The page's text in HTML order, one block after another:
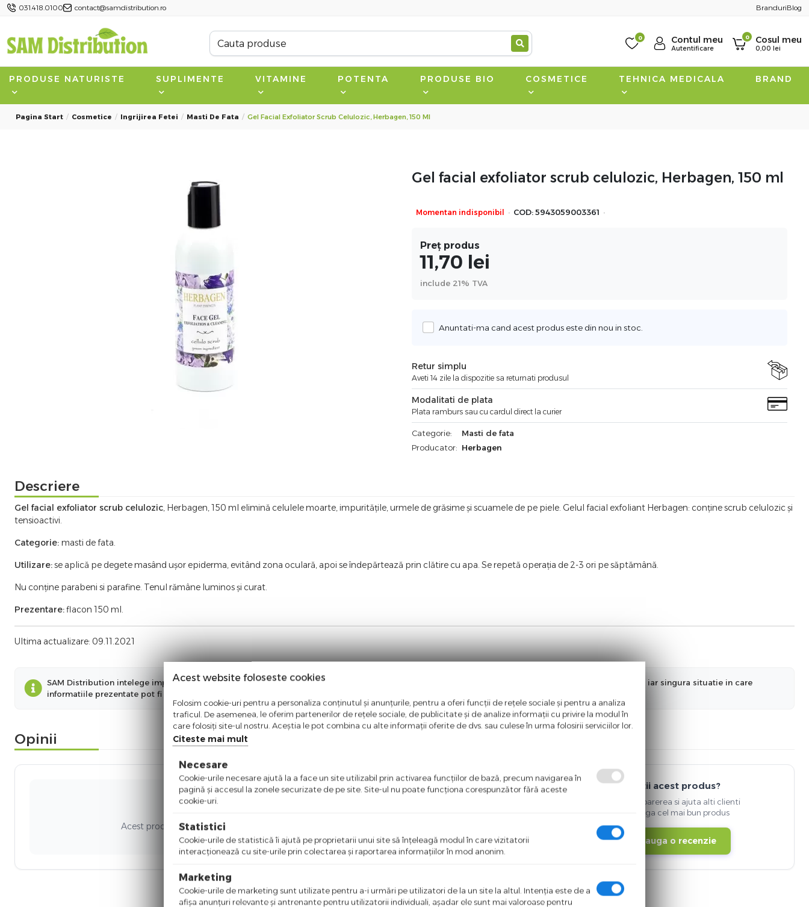
031.418.0100 contact@samdistribution.ro BranduriBlog
0 Contul meu
Autentificare
0 Cosul meu
0,00 lei
PRODUSE NATURISTE SUPLIMENTE VITAMINE POTENTA PRODUSE BIO COSMETICE TEHNICA MEDICALA BRAND
Pagina Start Cosmetice Ingrijirea Fetei Masti De Fata Gel Facial Exfoliator Scrub Celulozic, Herbagen, 150 Ml
Gel facial exfoliator scrub celulozic, Herbagen, 150 ml
Momentan indisponibil · COD: 5943059003361 ·
Preț produs
11,70 lei
include 21% TVA
Anuntati-ma cand acest produs este din nou in stoc.
Retur simplu
Aveti 14 zile la dispozitie sa returnati produsul
Modalitati de plata
Plata ramburs sau cu cardul direct la curier
Categorie:
Masti de fata
Producator: Herbagen
Descriere
Gel facial exfoliator scrub celulozic, Herbagen, 150 ml elimină celulele moarte, impuritățile, urmele de grăsime și scuamele de pe piele. Gelul facial exfoliant Herbagen: conține scrub celulozic și
tensioactivi.
Categorie: masti de fata.
Utilizare:se aplică pe degete masând ușor epiderma, evitând zona oculară, apoi se îndepărtează prin clătire cu apa. Se repetă operația de 2-3 ori pe săptămână.
Nu conține parabeni si parafine. Tenul rămâne luminos și curat.
Prezentare:flacon 150 ml.
Ultima actualizare: 09.11.2021
SAM Distribution intelege importanta informatiilor prezentate in aceasta pagina. Facem eforturi permanente pentru a pastra informatiilor actualizate, iar singura situatie in care
informatiile prezentate pot fi diferite fata de cele prezentate pe site este aceea in care producatorul aduce modificari fara a ne informa in prealabil.
Opinii
Acest produs nu a adunat recenzii. Fii primul care scrie ceva bun despre acest produs!
Detii acest produs?
Spune-ti parerea si ajuta alti clienti
sa aleaga cel mai bun produs
Adauga o recenzie
Acest website foloseste cookies
Folosim cookie-uri pentru a personaliza conținutul și anunțurile, pentru a oferi funcții de rețele sociale și pentru a analiza
traficul. De asemenea, le oferim partenerilor de rețele sociale, de publicitate și de analize informații cu privire la modul în
care folosiți site-ul nostru. Aceștia le pot combina cu alte informații oferite de dvs. sau culese în urma folosirii serviciilor lor.
Citeste mai mult
Necesare
Cookie-urile necesare ajută la a face un site utilizabil prin activarea funcţiilor de bază, precum navigarea în
pagină şi accesul la zonele securizate de pe site. Site-ul nu poate funcţiona corespunzător fără aceste
cookie-uri.
Statistici
Cookie-urile de statistică îi ajută pe proprietarii unui site să înţeleagă modul în care vizitatorii
interacţionează cu site-urile prin colectarea şi raportarea informaţiilor în mod anonim.
Marketing
Cookie-urile de marketing sunt utilizate pentru a-i urmări pe utilizatori de la un site la altul. Intenţia este de a
afişa anunţuri relevante şi antrenante pentru utilizatorii individuali, aşadar ele sunt mai valoroase pentru